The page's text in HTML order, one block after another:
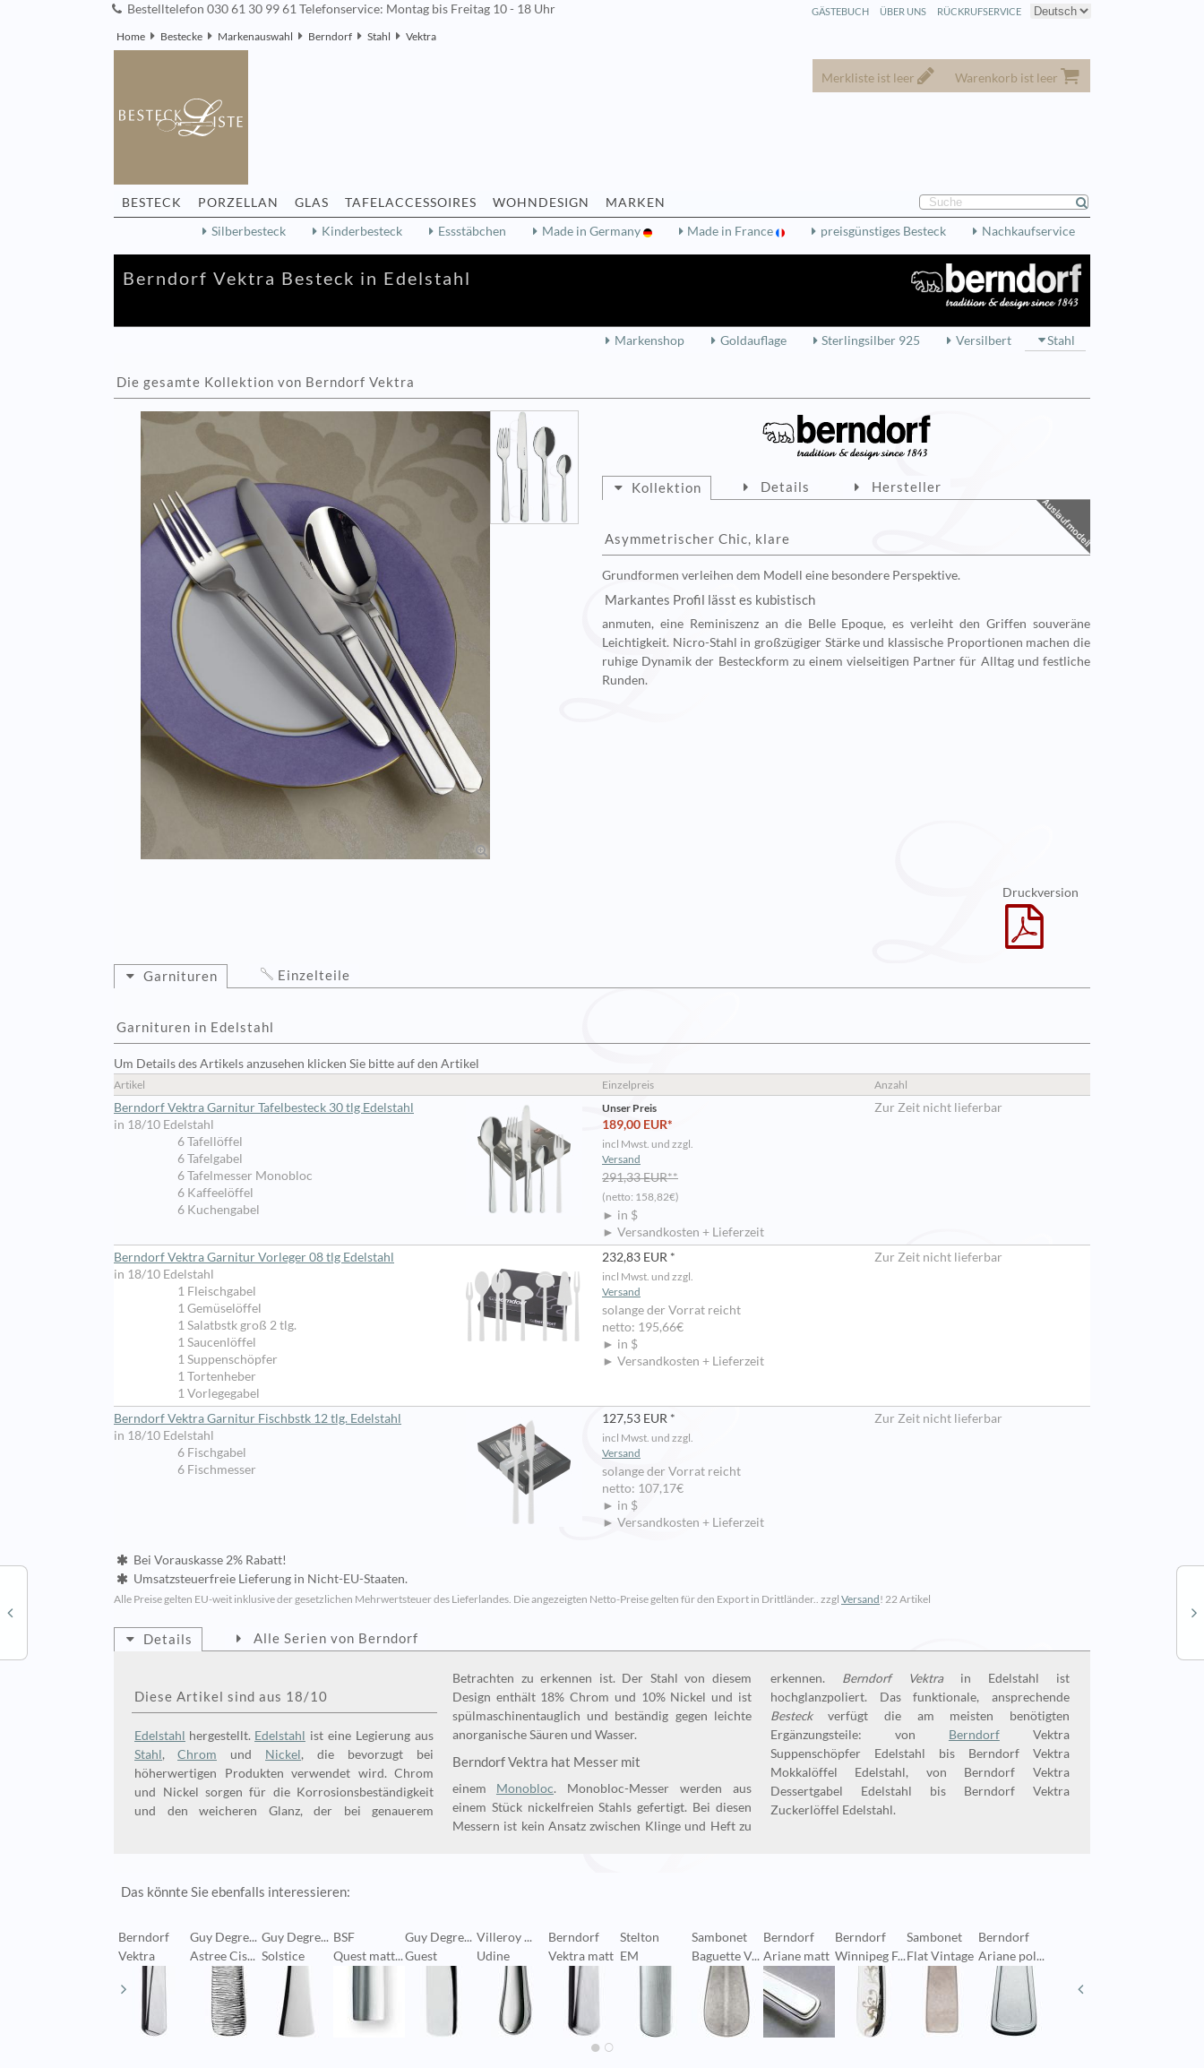
Bestelltelefon 030 61 30 99 61 Telefonservice: Montag bis Freitag 10 - 18 Uhr RÜCKRUFSERVICE
ÜBER UNS
GÄSTEBUCH
Home Bestecke Markenauswahl Berndorf Stahl Vektra
Merkliste ist leer Warenkorb ist leer
BESTECK PORZELLAN GLAS TAFELACCESSOIRES WOHNDESIGN
MARKEN
Silberbesteck
Kinderbesteck Essstäbchen Made in Germany Made in France preisgünstiges Besteck Nachkaufservice
Berndorf Vektra Besteck in Edelstahl
Markenshop Goldauflage Sterlingsilber 925 Versilbert Stahl
Die gesamte Kollektion von Berndorf Vektra
Kollektion
Asymmetrischer Chic, klare
Grundformen verleihen dem Modell eine besondere Perspektive.
Markantes Profil lässt es kubistisch
anmuten, eine Reminiszenz an die Belle Epoque, es verleiht den Griffen souveräne
Leichtigkeit. Nicro-Stahl in großzügiger Stärke und klassische Proportionen machen die
ruhige Dynamik der Besteckform zu einem vielseitigen Partner für Alltag und festliche
Runden.
Details Hersteller
Druckversion
Garnituren
Garnituren in Edelstahl
Um Details des Artikels anzusehen klicken Sie bitte auf den Artikel
Artikel Einzelpreis Anzahl
Berndorf Vektra Garnitur Tafelbesteck 30 tlg Edelstahl
in 18/10 Edelstahl
6 Tafellöffel
6 Tafelgabel
6 Tafelmesser Monobloc
6 Kaffeelöffel
6 Kuchengabel
Unser Preis
189,00 EUR*
incl Mwst. und zzgl.
Versand
291,33 EUR**
(netto: 158,82€)
► in $
► Versandkosten + Lieferzeit
Zur Zeit nicht lieferbar
Berndorf Vektra Garnitur Vorleger 08 tlg Edelstahl
in 18/10 Edelstahl
1 Fleischgabel
1 Gemüselöffel
1 Salatbstk groß 2 tlg.
1 Saucenlöffel
1 Suppenschöpfer
1 Tortenheber
1 Vorlegegabel
232,83 EUR *
incl Mwst. und zzgl.
Versand
solange der Vorrat reicht
netto: 195,66€
► in $
► Versandkosten + Lieferzeit
Zur Zeit nicht lieferbar
Berndorf Vektra Garnitur Fischbstk 12 tlg. Edelstahl
in 18/10 Edelstahl
6 Fischgabel
6 Fischmesser
127,53 EUR *
incl Mwst. und zzgl.
Versand
solange der Vorrat reicht
netto: 107,17€
► in $
► Versandkosten + Lieferzeit
Zur Zeit nicht lieferbar
Einzelteile
Bei Vorauskasse 2% Rabatt!
Umsatzsteuerfreie Lieferung in Nicht-EU-Staaten.
Alle Preise gelten EU-weit inklusive der gesetzlichen Mehrwertsteuer des Lieferlandes. Die angezeigten Netto-Preise gelten für den Export in Drittländer.. zzgl Versand! 22 Artikel
Details
Diese Artikel sind aus 18/10
Edelstahl hergestellt. Edelstahl ist eine Legierung aus
Stahl, Chrom und Nickel, die bevorzugt bei
höherwertigen Produkten verwendet wird. Chrom
und Nickel sorgen für die Korrosionsbeständigkeit
und den weicheren Glanz, der bei genauerem
Betrachten zu erkennen ist. Der Stahl von diesem
Design enthält 18% Chrom und 10% Nickel und ist
spülmaschinentauglich und beständig gegen leichte
anorganische Säuren und Wasser.
Berndorf Vektra hat Messer mit
einem Monobloc. Monobloc-Messer werden aus
einem Stück nickelfreien Stahls gefertigt. Bei diesen
Messern ist kein Ansatz zwischen Klinge und Heft zu
erkennen. Berndorf Vektrain Edelstahl ist
hochglanzpoliert. Das funktionale, ansprechende
Besteckverfügt die am meisten benötigten
Ergänzungsteile: von BerndorfVektra
Suppenschöpfer Edelstahl bis Berndorf Vektra
Mokkalöffel Edelstahl, von Berndorf Vektra
Dessertgabel Edelstahl bis Berndorf Vektra
Zuckerlöffel Edelstahl.
Alle Serien von Berndorf
Das könnte Sie ebenfalls interessieren:
Berndorf
Vektra
Guy Degre...
Astree Cis...
Guy Degre...
Solstice
BSF
Quest matt...
Guy Degre...
Guest
Villeroy ...
Udine
Berndorf
Vektra matt
Stelton
EM
Sambonet
Baguette V...
Berndorf
Ariane matt
Berndorf
Winnipeg F...
Sambonet
Flat Vintage
Berndorf
Ariane pol...